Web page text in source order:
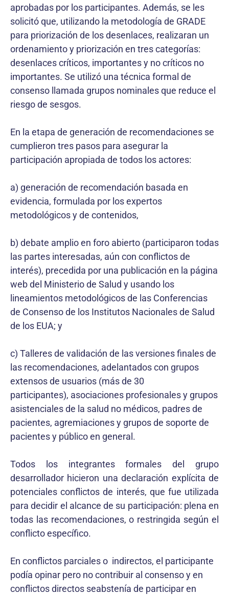
aprobadas por los participantes. Además, se les
solicitó que, utilizando la metodología de GRADE
para priorización de los desenlaces, realizaran un
ordenamiento y priorización en tres categorías:
desenlaces críticos, importantes y no críticos no
importantes. Se utilizó una técnica formal de
consenso llamada grupos nominales que reduce el
riesgo de sesgos.
En la etapa de generación de recomendaciones se
cumplieron tres pasos para asegurar la
participación apropiada de todos los actores:
a) generación de recomendación basada en
evidencia, formulada por los expertos
metodológicos y de contenidos,
b) debate amplio en foro abierto (participaron todas
las partes interesadas, aún con conflictos de
interés), precedida por una publicación en la página
web del Ministerio de Salud y usando los
lineamientos metodológicos de las Conferencias
de Consenso de los Institutos Nacionales de Salud
de los EUA; y
c) Talleres de validación de las versiones finales de
las recomendaciones, adelantados con grupos
extensos de usuarios (más de 30
participantes), asociaciones profesionales y grupos
asistenciales de la salud no médicos, padres de
pacientes, agremiaciones y grupos de soporte de
pacientes y público en general.
Todos los integrantes formales del grupo
desarrollador hicieron una declaración explícita de
potenciales conflictos de interés, que fue utilizada
para decidir el alcance de su participación: plena en
todas las recomendaciones, o restringida según el
conflicto específico.
En conflictos parciales o indirectos, el participante
podía opinar pero no contribuir al consenso y en
conflictos directos seabstenía de participar en